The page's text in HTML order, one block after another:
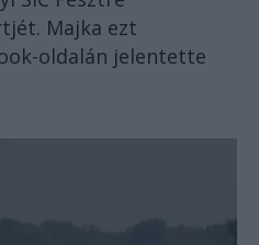
Majka ezt
oldalán jelentette